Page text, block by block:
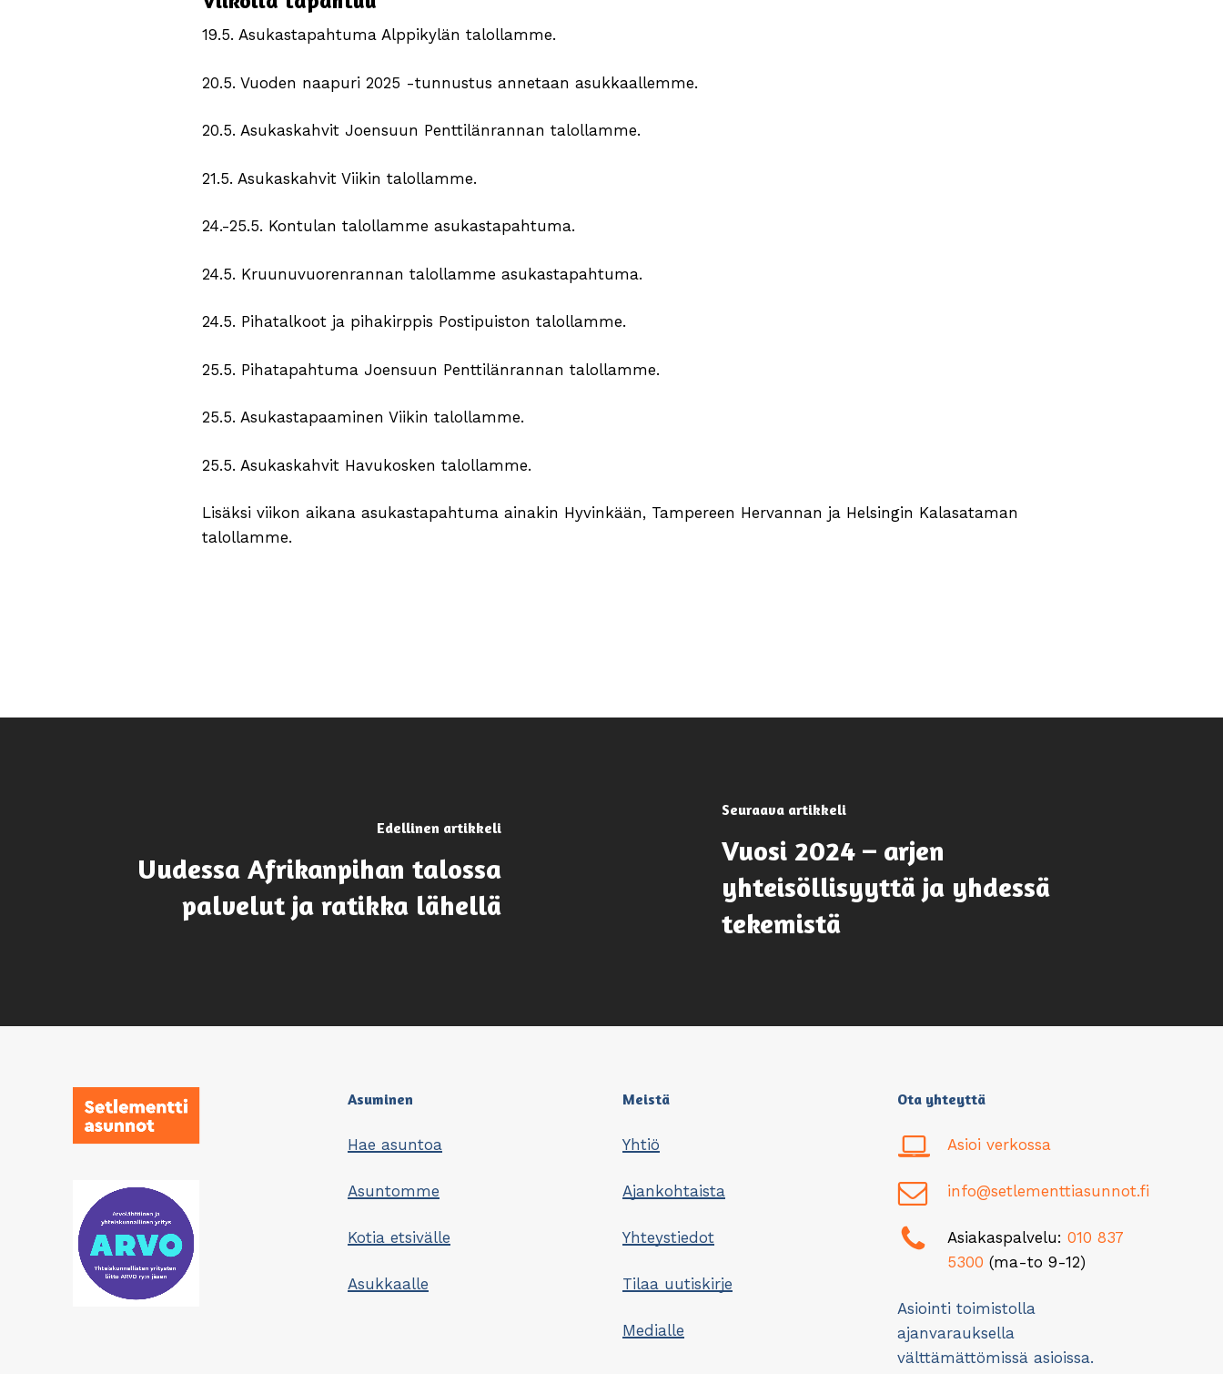
19.5. Asukastapahtuma Alppikylän talollamme.
20.5. Vuoden naapuri 2025 -tunnustus annetaan asukkaallemme.
20.5. Asukaskahvit Joensuun Penttilänrannan talollamme.
21.5. Asukaskahvit Viikin talollamme.
24.-25.5. Kontulan talollamme asukastapahtuma.
24.5. Kruunuvuorenrannan talollamme asukastapahtuma.
24.5. Pihatalkoot ja pihakirppis Postipuiston talollamme.
25.5. Pihatapahtuma Joensuun Penttilänrannan talollamme.
25.5. Asukastapaaminen Viikin talollamme.
25.5. Asukaskahvit Havukosken talollamme.
Lisäksi viikon aikana asukastapahtuma ainakin Hyvinkään, Tampereen Hervannan ja Helsingin Kalasataman
talollamme.
Edellinen artikkeli
Uudessa Afrikanpihan talossa
palvelut ja ratikka lähellä
Seuraava artikkeli
Vuosi 2024 – arjen
yhteisöllisyyttä ja yhdessä
tekemistä
Asuminen
Hae asuntoa
Asuntomme
Kotia etsivälle
Asukkaalle
Meistä
Yhtiö
Ajankohtaista
Yhteystiedot
Tilaa uutiskirje
Medialle
Ota yhteyttä
Asioi verkossa
info@setlementtiasunnot.fi
Asiakaspalvelu: 010 837
5300 (ma-to 9-12)
Asiointi toimistolla
ajanvarauksella
välttämättömissä asioissa.